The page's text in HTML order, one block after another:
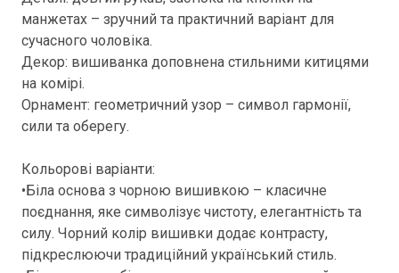
манжетах – зручний та практичний варіант для
сучасного чоловіка.
Декор: вишиванка доповнена стильними китицями
на комірі.
Орнамент: геометричний узор – символ гармонії,
сили та оберегу.
Кольорові варіанти:
•Біла основа з чорною вишивкою – класичне
поєднання, яке символізує чистоту, елегантність та
силу. Чорний колір вишивки додає контрасту,
підкреслюючи традиційний український стиль.